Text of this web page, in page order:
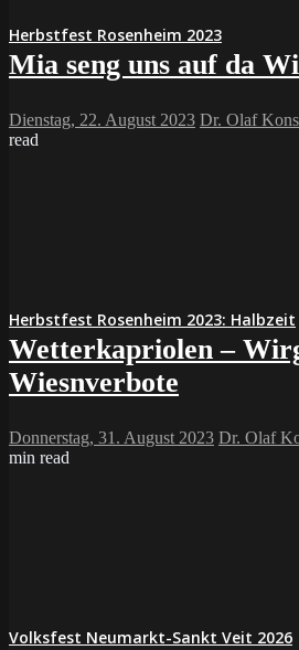
Herbstfest Rosenheim 2023
Mia seng uns auf da
Dienstag, 22. August 2023 Dr. Olaf
read
Herbstfest Rosenheim 2023: Halbzeit
Wetterkapriolen –
Wiesnverbote
Donnerstag, 31. August 2023 Dr. Olaf
min read
Volksfest Neumarkt-Sankt Veit 2026